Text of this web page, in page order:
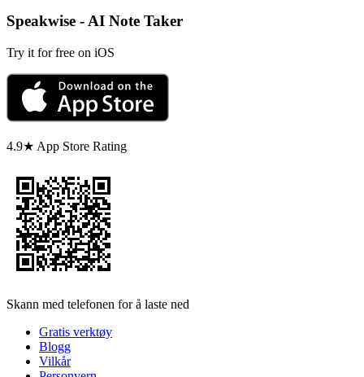
Speakwise - AI Note Taker
Try it for free on iOS
4.9★ App Store Rating
Skann med telefonen for å laste ned
Gratis verktøy
Blogg
Vilkår